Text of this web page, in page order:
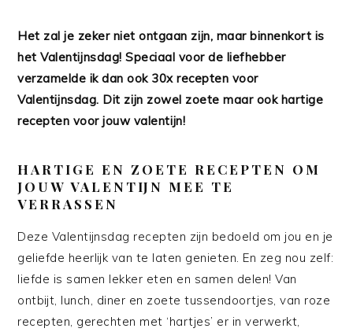
Het zal je zeker niet ontgaan zijn, maar binnenkort is
het Valentijnsdag! Speciaal voor de liefhebber
verzamelde ik dan ook 30x recepten voor
Valentijnsdag. Dit zijn zowel zoete maar ook hartige
recepten voor jouw valentijn!
HARTIGE EN ZOETE RECEPTEN OM
JOUW VALENTIJN MEE TE
VERRASSEN
Deze Valentijnsdag recepten zijn bedoeld om jou en je
geliefde heerlijk van te laten genieten. En zeg nou zelf:
liefde is samen lekker eten en samen delen! Van
ontbijt, lunch, diner en zoete tussendoortjes, van roze
recepten, gerechten met ‘hartjes’ er in verwerkt,